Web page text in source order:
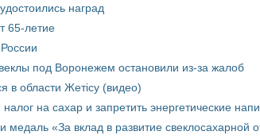
наград
65-летие
под Воронежем остановили из-за жалоб
в области Жетісу (видео)
на сахар и запретить энергетические
медаль «За вклад в развитие свеклосахарной